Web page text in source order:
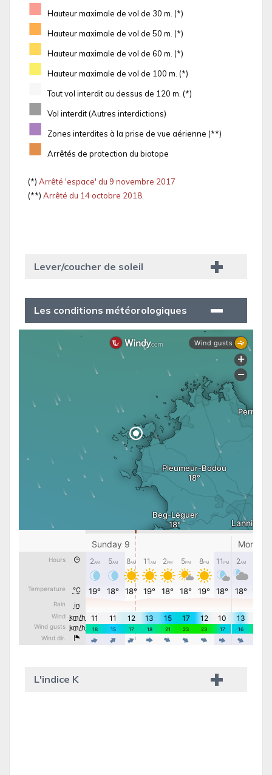
■ Hauteur maximale de vol de 30 m. (*)
■ Hauteur maximale de vol de 50 m. (*)
■ Hauteur maximale de vol de 60 m. (*)
■ Hauteur maximale de vol de 100 m. (*)
Tout vol interdit au dessus de 120 m. (*)
■ Vol interdit (Autres interdictions)
■ Zones interdites à la prise de vue aérienne (**)
■ Arrêtés de protection du biotope
(*) Arrêté 'espace' du 9 novembre 2017
(**) Arrêté du 14 octobre 2018.
Lever/coucher de soleil
Les conditions météorologiques
L'indice K